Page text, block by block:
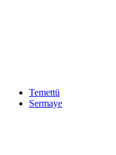
Temettü
Sermaye